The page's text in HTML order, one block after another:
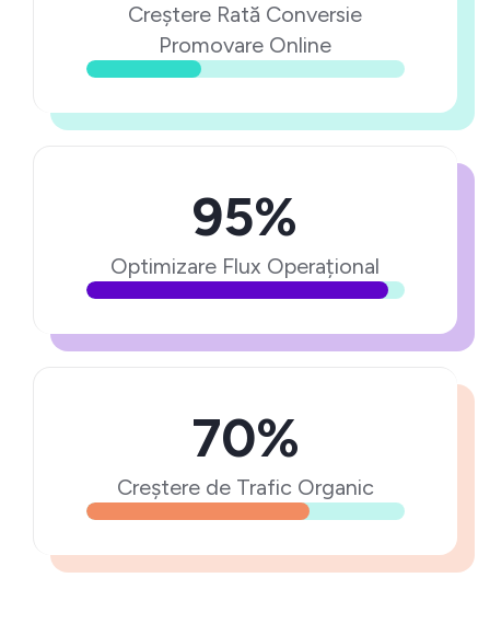
Creștere Rată Conversie
Promovare Online
95%
Optimizare Flux Operațional
70%
Creștere de Trafic Organic